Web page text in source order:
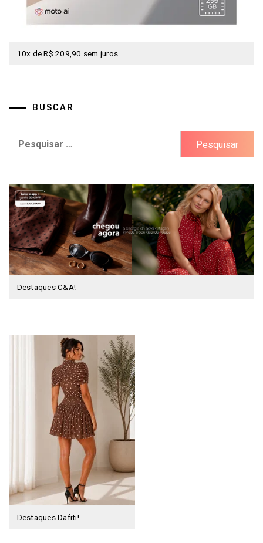
10x de R$ 209,90 sem juros
BUSCAR
Pesquisar
Destaques C&A!
Destaques Dafiti!